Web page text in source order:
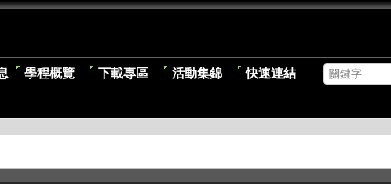
學程概覽 下載專區 活動集錦 快速連結